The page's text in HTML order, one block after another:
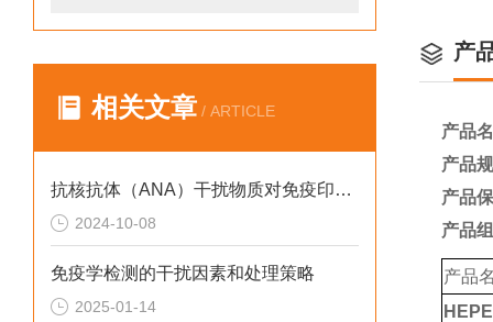
相关文章 / ARTICLE
抗核抗体（ANA）干扰物质对免疫印迹实验结果的影响
2024-10-08
免疫学检测的干扰因素和处理策略
2025-01-14
产
产品
产品
产品
产品
产品